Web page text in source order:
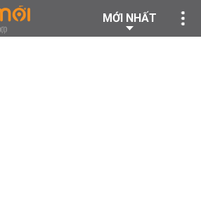
MỚI NHẤT